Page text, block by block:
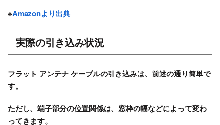
※Amazonより出典
実際の引き込み状況
フラット アンテナ ケーブルの引き込みは、前述の通り簡単で
す。
ただし、端子部分の位置関係は、窓枠の幅などによって変わ
ってきます。